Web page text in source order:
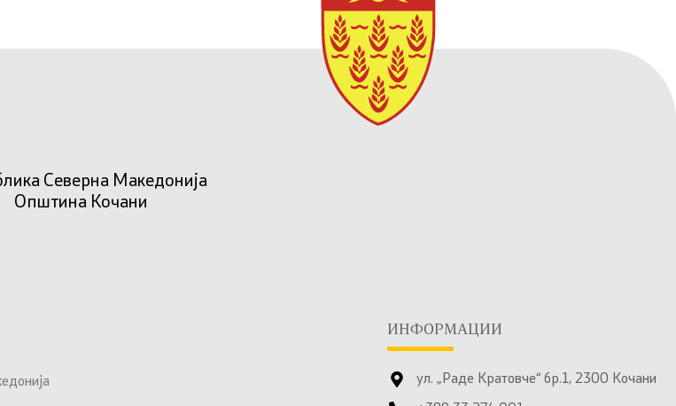
Северна Македонија
Општина Кочани
ИНФОРМАЦИИ
ул. „Раде Кратовче“ бр.1, 2300 Кочани